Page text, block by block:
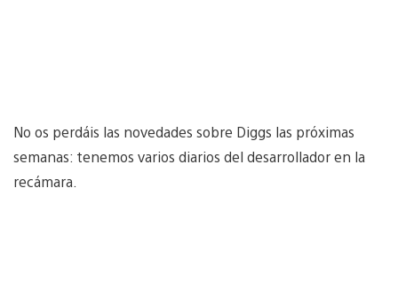
No os perdáis las novedades sobre Diggs las próximas
semanas: tenemos varios diarios del desarrollador en la
recámara.